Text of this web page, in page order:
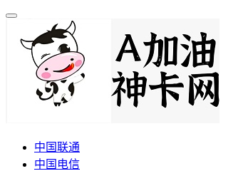
中国联通
中国电信